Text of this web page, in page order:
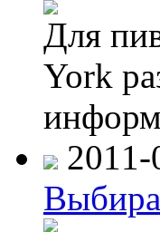
Для
York
2011-